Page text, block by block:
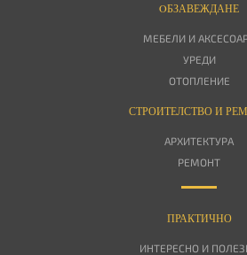
OБЗАВЕЖДАНЕ
МЕБЕЛИ И
УРЕДИ
ОТОПЛЕНИЕ
СТРОИТЕЛСТВО И
АРХИТЕКТУРА
РЕМОНТ
ПРАКТИЧНО
ИНТЕРЕСНО И